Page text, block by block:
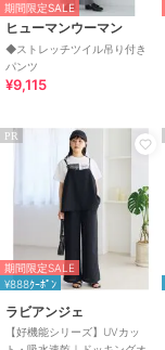
期間限定SALE
ヒューマンウーマン
◆ストレッチツイル吊り付き
パンツ
¥9,115
PR
期間限定SALE
¥888ｸｰﾎﾟﾝ
ラビアンジェ
【好機能シリーズ】UVカッ